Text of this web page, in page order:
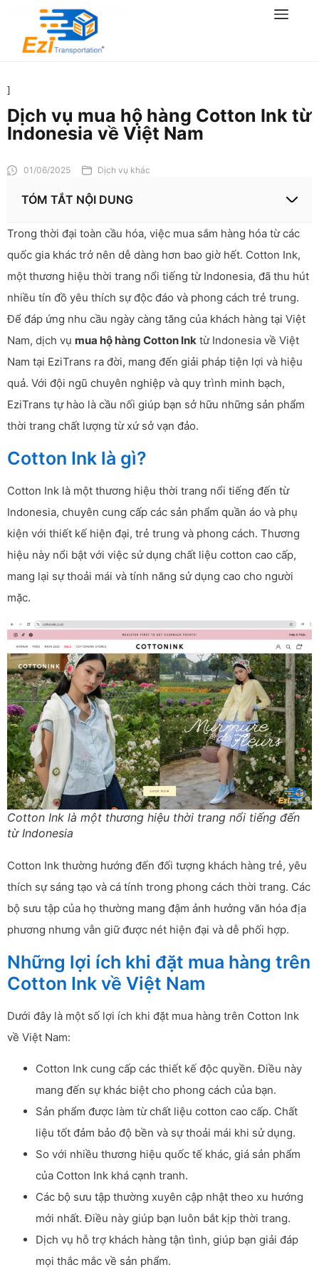
]
Dịch vụ mua hộ hàng Cotton Ink từ
Indonesia về Việt Nam
01/06/2025 Dịch vụ khác
TÓM TẮT NỘI DUNG
Trong thời đại toàn cầu hóa, việc mua sắm hàng hóa từ các
quốc gia khác trở nên dễ dàng hơn bao giờ hết. Cotton Ink,
một thương hiệu thời trang nổi tiếng từ Indonesia, đã thu hút
nhiều tín đồ yêu thích sự độc đáo và phong cách trẻ trung.
Để đáp ứng nhu cầu ngày càng tăng của khách hàng tại Việt
Nam, dịch vụ mua hộ hàng Cotton Ink từ Indonesia về Việt
Nam tại EziTrans ra đời, mang đến giải pháp tiện lợi và hiệu
quả. Với đội ngũ chuyên nghiệp và quy trình minh bạch,
EziTrans tự hào là cầu nối giúp bạn sở hữu những sản phẩm
thời trang chất lượng từ xứ sở vạn đảo.
Cotton Ink là gì?
Cotton Ink là một thương hiệu thời trang nổi tiếng đến từ
Indonesia, chuyên cung cấp các sản phẩm quần áo và phụ
kiện với thiết kế hiện đại, trẻ trung và phong cách. Thương
hiệu này nổi bật với việc sử dụng chất liệu cotton cao cấp,
mang lại sự thoải mái và tính năng sử dụng cao cho người
mặc.
Cotton Ink là một thương hiệu thời trang nổi tiếng đến
từ Indonesia
Cotton Ink thường hướng đến đối tượng khách hàng trẻ, yêu
thích sự sáng tạo và cá tính trong phong cách thời trang. Các
bộ sưu tập của họ thường mang đậm ảnh hưởng văn hóa địa
phương nhưng vẫn giữ được nét hiện đại và dễ phối hợp.
Những lợi ích khi đặt mua hàng trên
Cotton Ink về Việt Nam
Dưới đây là một số lợi ích khi đặt mua hàng trên Cotton Ink
về Việt Nam:
Cotton Ink cung cấp các thiết kế độc quyền. Điều này
mang đến sự khác biệt cho phong cách của bạn.
Sản phẩm được làm từ chất liệu cotton cao cấp. Chất
liệu tốt đảm bảo độ bền và sự thoải mái khi sử dụng.
So với nhiều thương hiệu quốc tế khác, giá sản phẩm
của Cotton Ink khá cạnh tranh.
Các bộ sưu tập thường xuyên cập nhật theo xu hướng
mới nhất. Điều này giúp bạn luôn bắt kịp thời trang.
Dịch vụ hỗ trợ khách hàng tận tình, giúp bạn giải đáp
mọi thắc mắc về sản phẩm.